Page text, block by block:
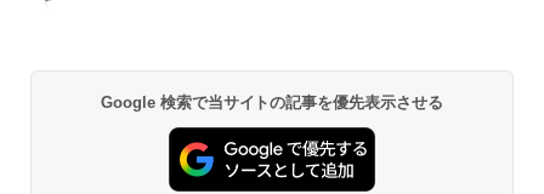
￥1,870
Anker Soundcore P31i ブラック
￥5,990
BRUCE WAYNE feat. Flo Milli, ATL Jacob
￥250
ET ラベルレス ×8本
異世界居酒屋「のぶ」(22) (角川コミックス・
￥832
Google 検索で当サイトの記事を優先表示させる